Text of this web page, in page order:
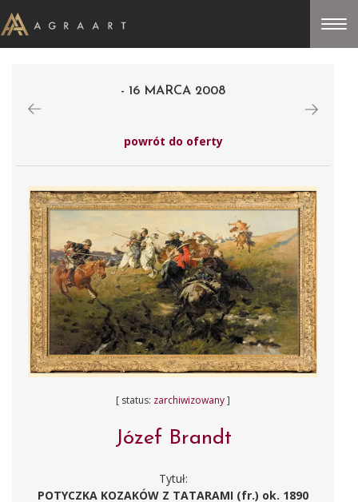
- 16 MARCA 2008
powrót do oferty
[ status: zarchiwizowany]
Józef Brandt
Tytuł:
POTYCZKA KOZAKÓW Z TATARAMI (fr.) ok. 1890